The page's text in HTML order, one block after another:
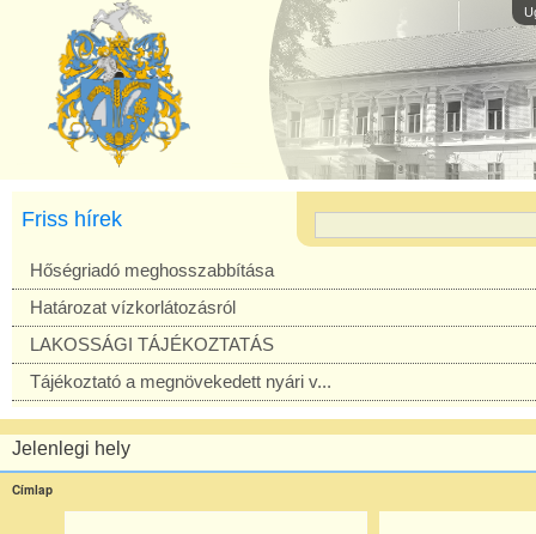
Friss hírek
Hőségriadó meghosszabbítása
Határozat vízkorlátozásról
LAKOSSÁGI TÁJÉKOZTATÁS
Tájékoztató a megnövekedett nyári v...
Jelenlegi hely
Címlap